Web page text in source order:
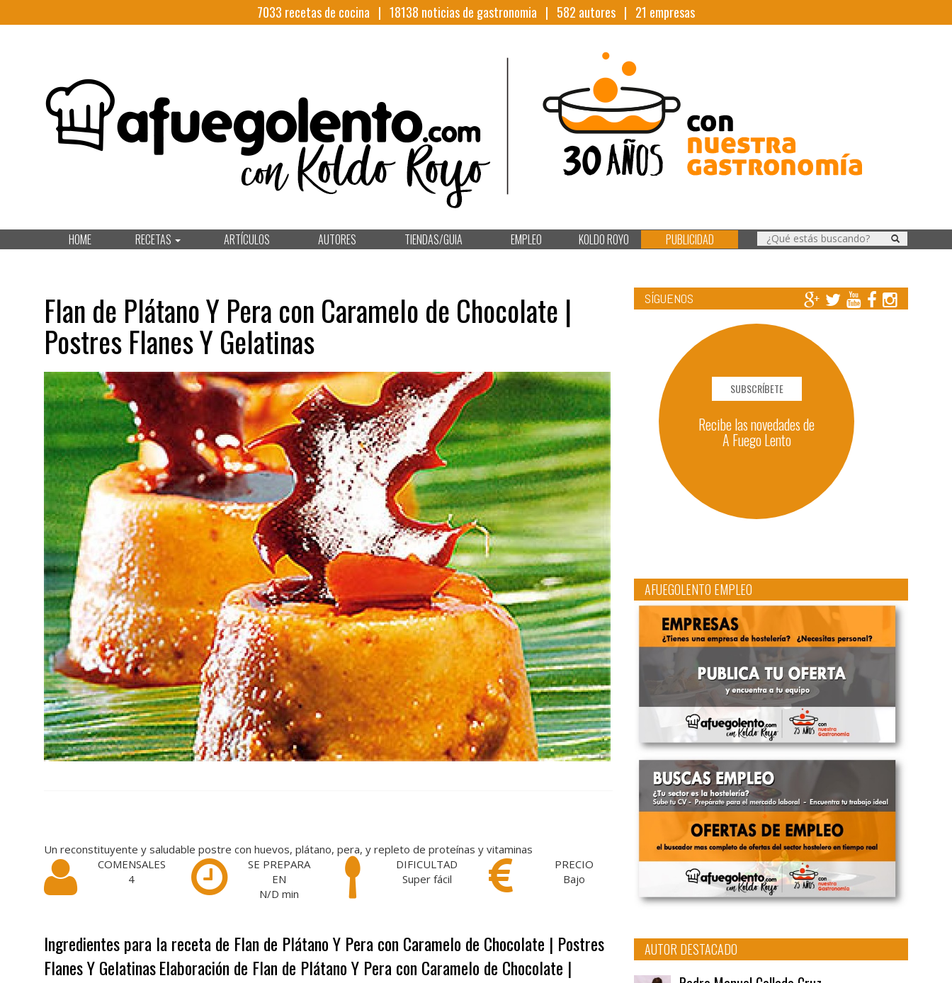
7033 recetas de cocina | 18138 noticias de gastronomia | 582 autores | 21 empresas
HOME RECETAS ARTÍCULOS AUTORES TIENDAS/GUIA EMPLEO KOLDO ROYO PUBLICIDAD
Flan de Plátano Y Pera con Caramelo de Chocolate |
Postres Flanes Y Gelatinas
Un reconstituyente y saludable postre con huevos, plátano, pera, y repleto de proteínas y vitaminas
COMENSALES
4
SE PREPARA
EN
N/D min
DIFICULTAD
Super fácil
PRECIO
Bajo
Ingredientes para la receta de Flan de Plátano Y Pera con Caramelo de Chocolate | Postres
Flanes Y GelatinasElaboración de Flan de Plátano Y Pera con Caramelo de Chocolate |
SÍGUENOS
SUBSCRÍBETE
Recibe las novedades de
A Fuego Lento
AFUEGOLENTO EMPLEO
AUTOR DESTACADO